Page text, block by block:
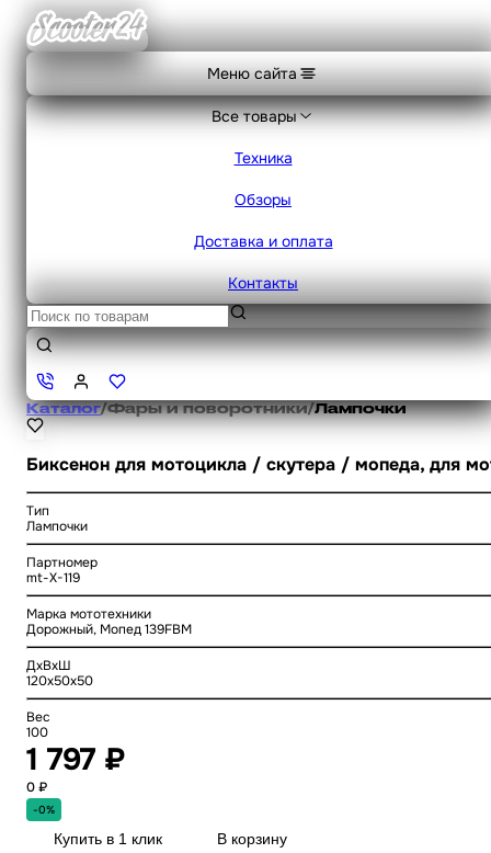
Меню сайта
Все товары
Техника
Обзоры
Доставка и оплата
Контакты
Каталог/Фары и поворотники/Лампочки
Биксенон для мотоцикла / скутера / мопеда, для
Тип
Лампочки
Партномер
mt-X-119
Марка мототехники
Дорожный, Мопед 139FBM
ДхВхШ
120x50x50
Вес
100
1 797 ₽
0 ₽
-0%
Купить в 1 клик В корзину